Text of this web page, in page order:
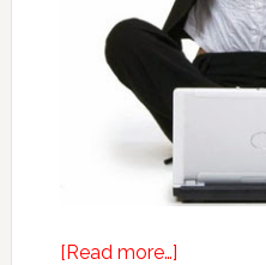
[Read more…]about